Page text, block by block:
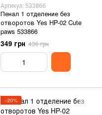
Артикул: 533866
Пенал 1 отделение без
отворотов Yes HP-02 Cute
paws 533866
349 грн 436 грн
−20%